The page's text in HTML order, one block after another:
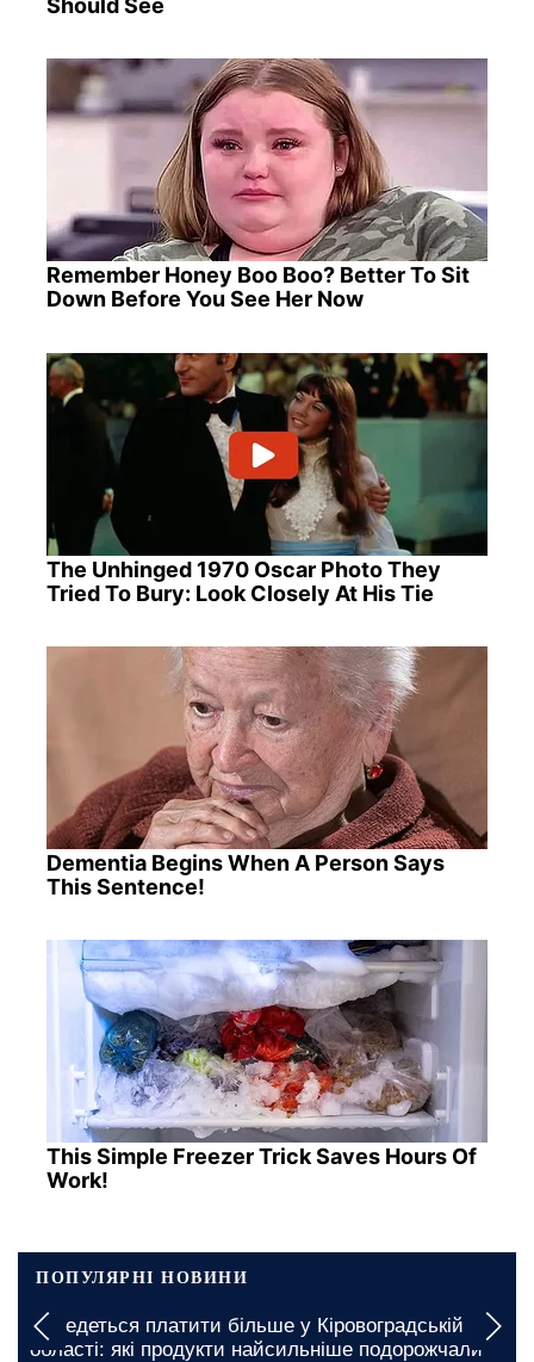
Should See
Remember Honey Boo Boo? Better To Sit
Down Before You See Her Now
The Unhinged 1970 Oscar Photo They
Tried To Bury: Look Closely At His Tie
Dementia Begins When A Person Says
This Sentence!
This Simple Freezer Trick Saves Hours Of
Work!
ПОПУЛЯРНІ НОВИНИ
Доведеться платити більше у Кіровоградській
області: які продукти найсильніше подорожчали